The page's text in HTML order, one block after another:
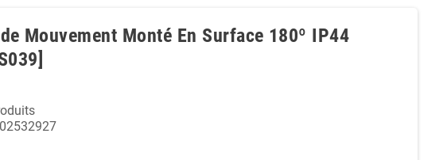
Mouvement Monté En Surface 180º IP44